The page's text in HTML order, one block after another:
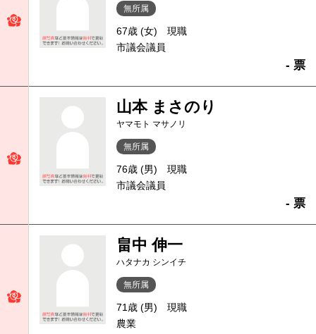
無所属
67歳 (女)
現職
市議会議員
- 票
山本 まさのり
ヤマモト マサノリ
無所属
76歳 (男)
現職
市議会議員
- 票
畠中 伸一
ハタナカ シンイチ
無所属
71歳 (男)
現職
農業